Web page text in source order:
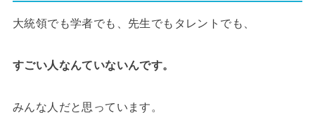
大統領でも学者でも、先生でもタレントでも、
すごい人なんていないんです。
みんな人だと思っています。